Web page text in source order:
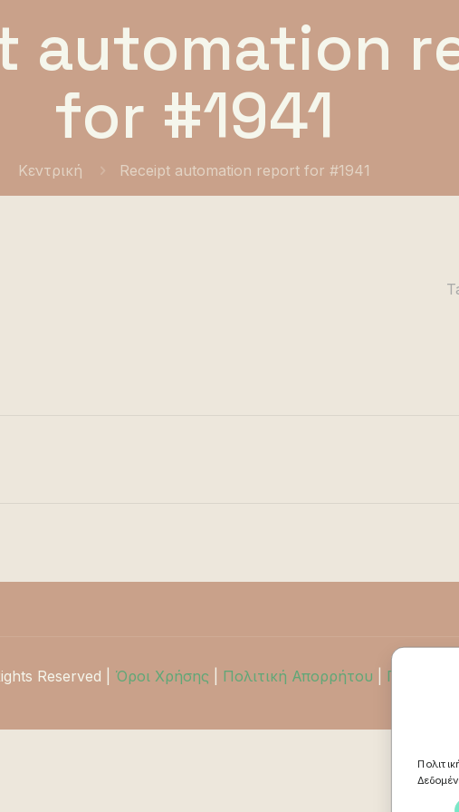
automation
for #1941
Κεντρική Receipt automation report for #1941
Reserved | Όροι Χρήσης Πολιτική Απορρήτου Πολιτική